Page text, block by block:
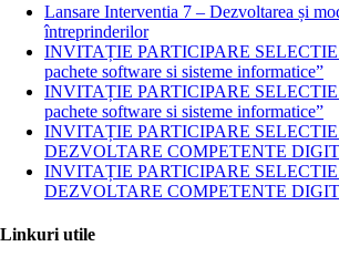
Lansare Interventia 7 – Dezvoltarea și
întreprinderilor
INVITAȚIE PARTICIPARE SELECTIE
pachete software si sisteme informatice”
INVITAȚIE PARTICIPARE SELECTIE
pachete software si sisteme informatice”
INVITAȚIE PARTICIPARE SELECTIE
DEZVOLTARE COMPETENTE
INVITAȚIE PARTICIPARE SELECTIE
DEZVOLTARE COMPETENTE
Linkuri utile